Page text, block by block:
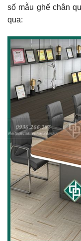
số mẫu ghế chân
qua: